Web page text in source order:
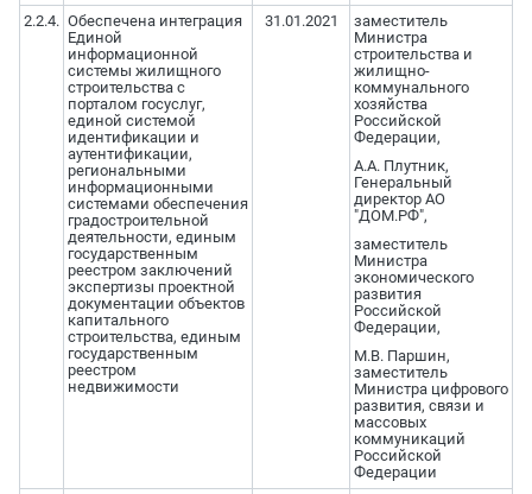
2.2.4. Обеспечена интеграция
Единой
информационной
системы жилищного
строительства с
порталом госуслуг,
единой системой
идентификации и
аутентификации,
региональными
информационными
системами обеспечения
градостроительной
деятельности, единым
государственным
реестром заключений
экспертизы проектной
документации объектов
капитального
строительства, единым
государственным
реестром
недвижимости
31.01.2021
заместитель
Министра
строительства и
жилищно-
коммунального
хозяйства
Российской
Федерации,
А.А. Плутник,
Генеральный
директор АО
"ДОМ.РФ",
заместитель
Министра
экономического
развития
Российской
Федерации,
М.В. Паршин,
заместитель
Министра цифрового
развития, связи и
массовых
коммуникаций
Российской
Федерации